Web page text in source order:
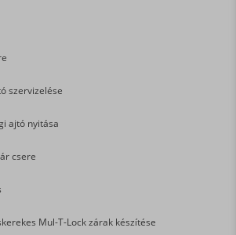
szervizelése
ajtó nyitása
csere
Mul-T-Lock zárak készítése